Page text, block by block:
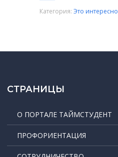
Категория: Это интересно
СТРАНИЦЫ
О ПОРТАЛЕ ТАЙМСТУДЕНТ
ПРОФОРИЕНТАЦИЯ